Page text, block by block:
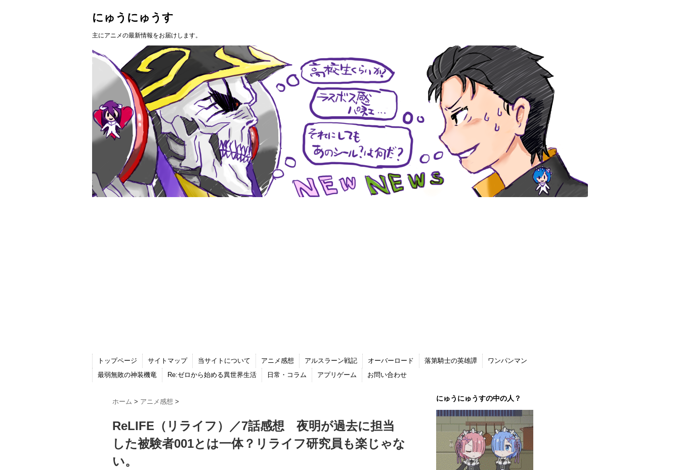
にゅうにゅうす
主にアニメの最新情報をお届けします。
トップページ サイトマップ 当サイトについて アニメ感想 アルスラーン戦記 オーバーロード 落第騎士の英雄譚
ワンパンマン
最弱無敗の神装機竜
Re:ゼロから始める異世界生活 日常・コラム アプリゲーム お問い合わせ
ホーム > アニメ感想 >
ReLIFE（リライフ）／7話感想 夜明が過去に担当
した被験者001とは一体？リライフ研究員も楽じゃな
い。
にゅうにゅうすの中の人？